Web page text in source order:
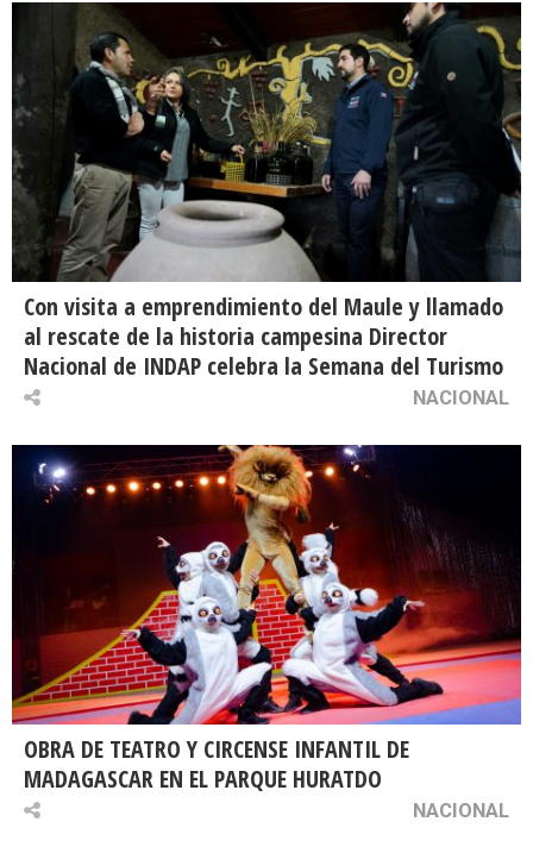
Con visita a emprendimiento del Maule y llamado
al rescate de la historia campesina Director
Nacional de INDAP celebra la Semana del Turismo
NACIONAL
OBRA DE TEATRO Y CIRCENSE INFANTIL DE
MADAGASCAR EN EL PARQUE HURATDO
NACIONAL